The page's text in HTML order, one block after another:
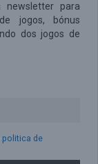
newsletter para
jogos, bónus
dos jogos de
politica de